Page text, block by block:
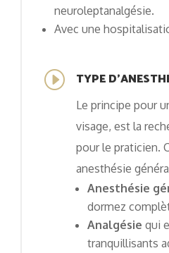
neuroleptanalgésie.
Avec une
I TYPE
Le principe pour
visage, est la
pour le praticien.
anesthésie
Anesthésie
dormez
Analgésie qui
tranquillisants